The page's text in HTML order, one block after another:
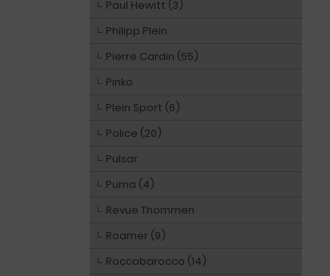
Paul Hewitt (3)
Philipp Plein
Pierre Cardin (55)
Pinko
Plein Sport (6)
Police (20)
Pulsar
Puma (4)
Revue Thommen
Roamer (9)
Roccobarocco (14)